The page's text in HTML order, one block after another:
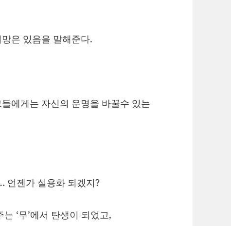
은 있음을 말해준다.
에게는 자신의 운명을 바꿀수 있는
언젠가 실용화 되겠지?
‘무’에서 탄생이 되었고,